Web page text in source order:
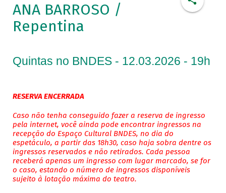
ANA BARROSO /
Repentina
Quintas no BNDES - 12.03.2026 - 19h
RESERVA ENCERRADA
Caso não tenha conseguido fazer a reserva de ingresso
pela internet, você ainda pode encontrar ingressos na
recepção do Espaço Cultural BNDES, no dia do
espetáculo, a partir das 18h30, caso haja sobra dentre os
ingressos reservados e não retirados. Cada pessoa
receberá apenas um ingresso com lugar marcado, se for
o caso, estando o número de ingressos disponíveis
sujeito à lotação máxima do teatro.